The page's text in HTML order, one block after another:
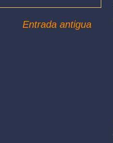
Entrada antigua